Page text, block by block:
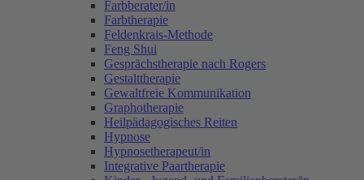
Farbberater/in
Farbtherapie
Feldenkrais-Methode
Feng Shui
Gesprächstherapie nach Rogers
Gestalttherapie
Gewaltfreie Kommunikation
Graphotherapie
Heilpädagogisches Reiten
Hypnose
Hypnosetherapeut/in
Integrative Paartherapie